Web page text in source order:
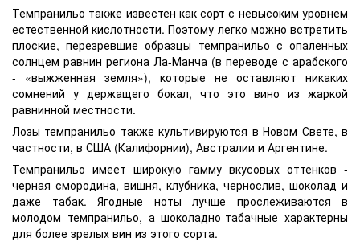
Темпранильо также известен как сорт с невысоким уровнем
естественной кислотности. Поэтому легко можно встретить
плоские, перезревшие образцы темпранильо с опаленных
солнцем равнин региона Ла-Манча (в переводе с арабского
- «выжженная земля»), которые не оставляют никаких
сомнений у держащего бокал, что это вино из жаркой
равнинной местности.
Лозы темпранильо также культивируются в Новом Свете, в
частности, в США (Калифорнии), Австралии и Аргентине.
Темпранильо имеет широкую гамму вкусовых оттенков -
черная смородина, вишня, клубника, чернослив, шоколад и
даже табак. Ягодные ноты лучше прослеживаются в
молодом темпранильо, а шоколадно-табачные характерны
для более зрелых вин из этого сорта.